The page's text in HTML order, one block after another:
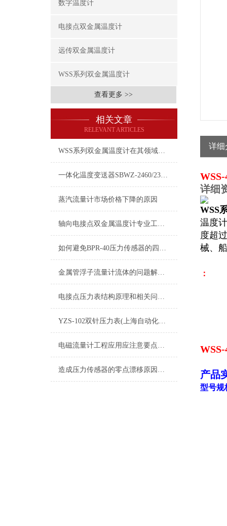
数字温度计
电接点双金属温度计
远传双金属温度计
WSS系列双金属温度计
查看更多 >>
相关文章
RELEVANT ARTICLES
WSS系列双金属温度计在其领域立下了汗马功劳
一体化温度变送器SBWZ-2460/2312A产品介绍
蒸汽流量计市场价格下降的原因
轴向电接点双金属温度计专业工程设计的5个方法和技巧
如何避免BPR-40压力传感器的四大误差
金属管浮子流量计流体的问题解决办法
电接点压力表结构原理和相关问题处理
YZS-102双针压力表(上海自动化仪表四厂)-白云牌产品介绍
电磁流量计工程应用应注意要点分享
造成压力传感器的零点漂移原因是什么？
详细
详细
WSS
温度
度超
械、
：
产品
型号规